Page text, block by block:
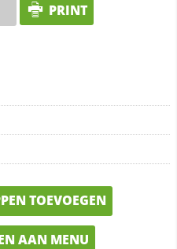
PRINT
TOEVOEGEN
AAN MENU